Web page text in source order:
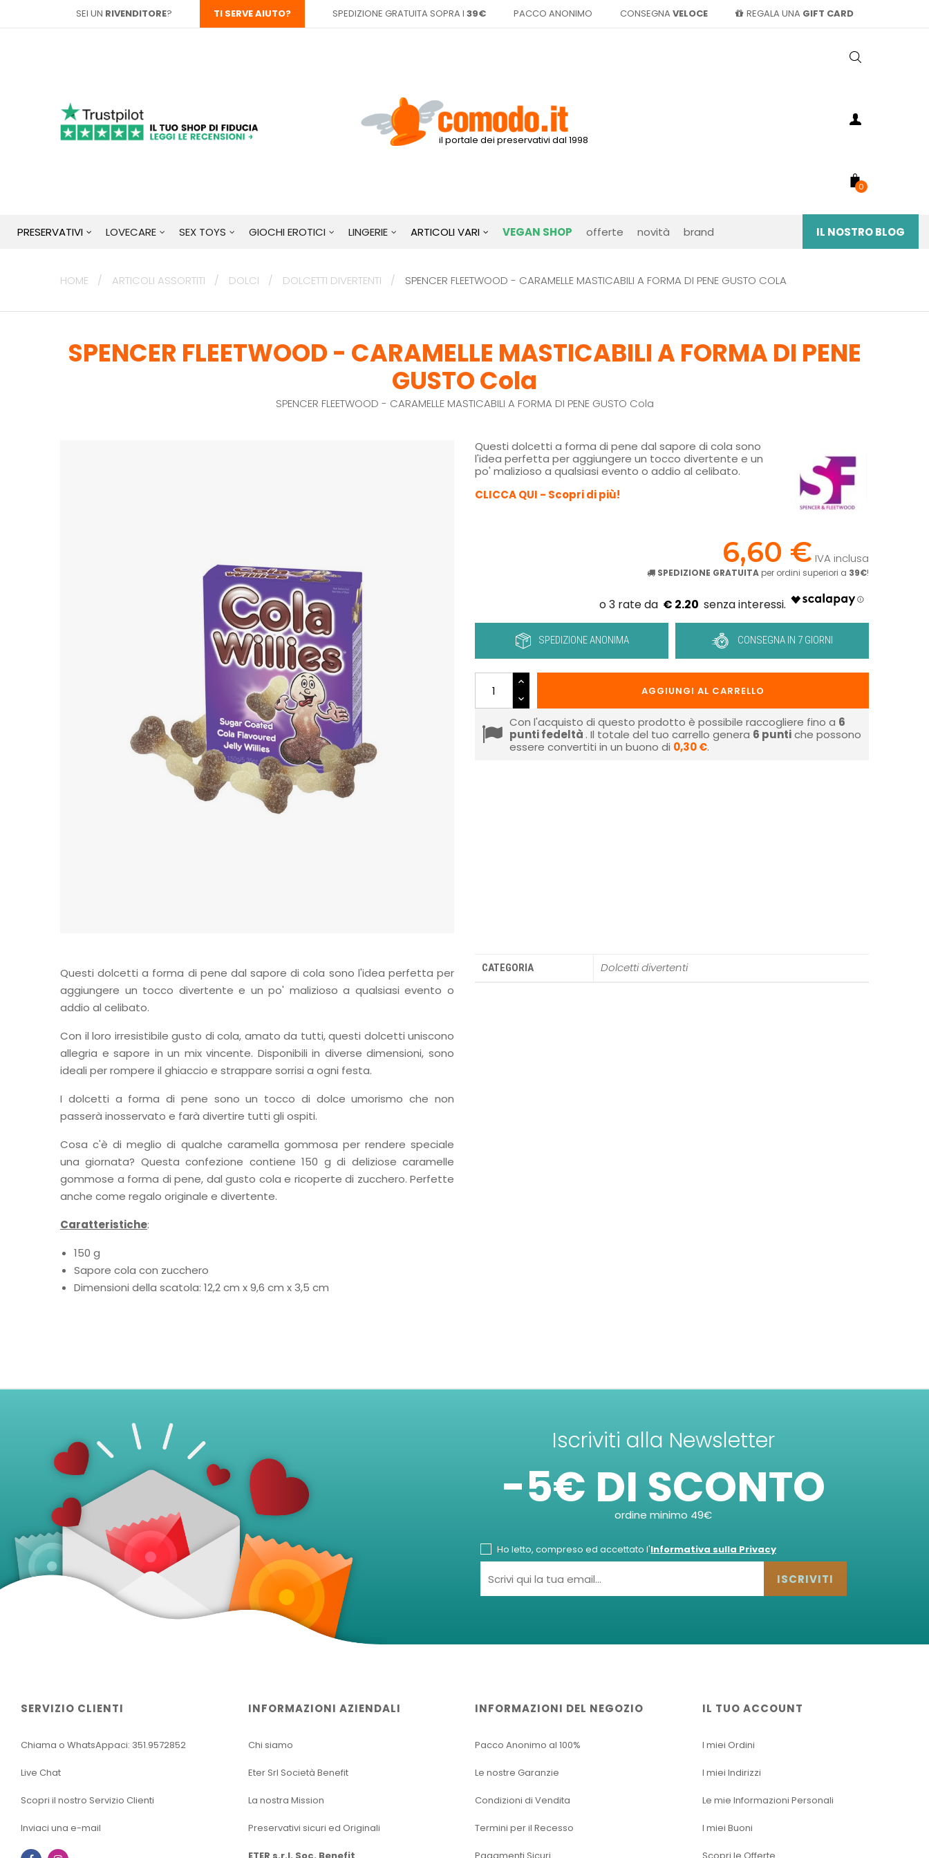
SEI UN RIVENDITORE? TI SERVE AIUTO? SPEDIZIONE GRATUITA SOPRA I 39€ PACCO ANONIMO CONSEGNA VELOCE REGALA UNA GIFT CARD
il portale dei preservativi dal 1998
0
PRESERVATIVI LOVECARE SEX TOYS GIOCHI EROTICI LINGERIE ARTICOLI VARI VEGAN SHOP offerte novità brand IL NOSTRO BLOG
HOME ARTICOLI ASSORTITI DOLCI DOLCETTI DIVERTENTI SPENCER FLEETWOOD - CARAMELLE MASTICABILI A FORMA DI PENE GUSTO COLA
SPENCER FLEETWOOD - CARAMELLE MASTICABILI A FORMA DI PENE
GUSTO Cola
SPENCER FLEETWOOD - CARAMELLE MASTICABILI A FORMA DI PENE GUSTO Cola
Questi dolcetti a forma di pene dal sapore di cola sono
l'idea perfetta per aggiungere un tocco divertente e un
po' malizioso a qualsiasi evento o addio al celibato.
CLICCA QUI - Scopri di più!
6,60 € IVA inclusa
SPEDIZIONE GRATUITA per ordini superiori a 39€!
€ 2.20
SPEDIZIONE ANONIMA CONSEGNA IN 7 GIORNI
AGGIUNGI AL CARRELLO
Con l'acquisto di questo prodotto è possibile raccogliere fino a 6
punti fedeltà . Il totale del tuo carrello genera 6 puntiche possono
essere convertiti in un buono di 0,30 €.
Questi dolcetti a forma di pene dal sapore di cola sono l'idea perfetta per
aggiungere un tocco divertente e un po' malizioso a qualsiasi evento o
addio al celibato.
Con il loro irresistibile gusto di cola, amato da tutti, questi dolcetti uniscono
allegria e sapore in un mix vincente. Disponibili in diverse dimensioni, sono
ideali per rompere il ghiaccio e strappare sorrisi a ogni festa.
I dolcetti a forma di pene sono un tocco di dolce umorismo che non
passerà inosservato e farà divertire tutti gli ospiti.
Cosa c'è di meglio di qualche caramella gommosa per rendere speciale
una giornata? Questa confezione contiene 150 g di deliziose caramelle
gommose a forma di pene, dal gusto cola e ricoperte di zucchero. Perfette
anche come regalo originale e divertente.
Caratteristiche:
150 g
Sapore cola con zucchero
Dimensioni della scatola: 12,2 cm x 9,6 cm x 3,5 cm
CATEGORIA Dolcetti divertenti
Iscriviti alla Newsletter
-5€ DI SCONTO
ordine minimo 49€
Ho letto, compreso ed accettato l'Informativa sulla Privacy
ISCRIVITI
SERVIZIO CLIENTI
Chiama o WhatsAppaci: 351.9572852
Live Chat
Scopri il nostro Servizio Clienti
Inviaci una e-mail
INFORMAZIONI AZIENDALI
Chi siamo
Eter Srl Società Benefit
La nostra Mission
Preservativi sicuri ed Originali
INFORMAZIONI DEL NEGOZIO
Pacco Anonimo al 100%
Le nostre Garanzie
Condizioni di Vendita
Termini per il Recesso
IL TUO ACCOUNT
I miei Ordini
I miei Indirizzi
Le mie Informazioni Personali
I miei Buoni